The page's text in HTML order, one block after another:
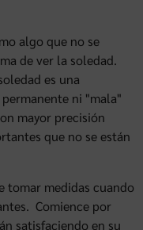
algo que no se
de ver la soledad.
es una
ni "mala"
mayor precisión
que no se están
tomar medidas cuando
Comience por
satisfaciendo en su